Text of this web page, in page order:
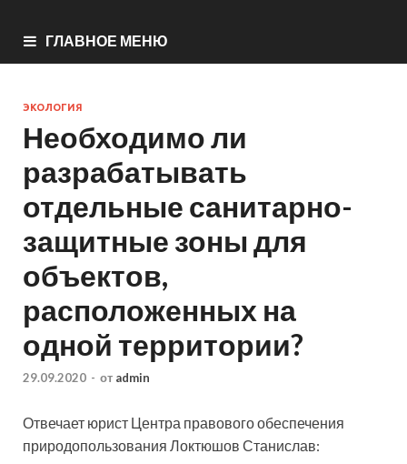
ГЛАВНОЕ МЕНЮ
ЭКОЛОГИЯ
Необходимо ли
разрабатывать
отдельные санитарно-
защитные зоны для
объектов,
расположенных на
одной территории?
29.09.2020 - от admin
Отвечает юрист Центра правового обеспечения
природопользования Локтюшов Станислав: